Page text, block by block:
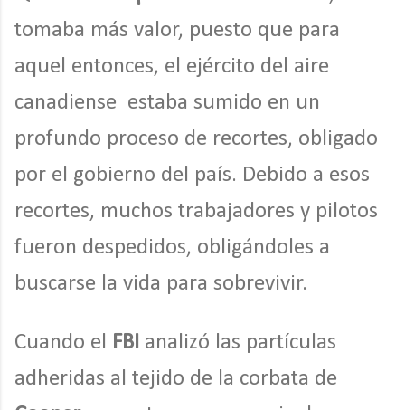
tomaba más valor, puesto que para
aquel entonces, el ejército del aire
canadiense estaba sumido en un
profundo proceso de recortes, obligado
por el gobierno del país. Debido a esos
recortes, muchos trabajadores y pilotos
fueron despedidos, obligándoles a
buscarse la vida para sobrevivir.
Cuando el FBI analizó las partículas
adheridas al tejido de la corbata de